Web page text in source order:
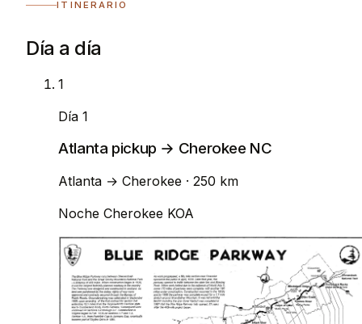
ITINERARIO
Día a día
1
Día 1
Atlanta pickup → Cherokee NC
Atlanta → Cherokee · 250 km
Noche Cherokee KOA